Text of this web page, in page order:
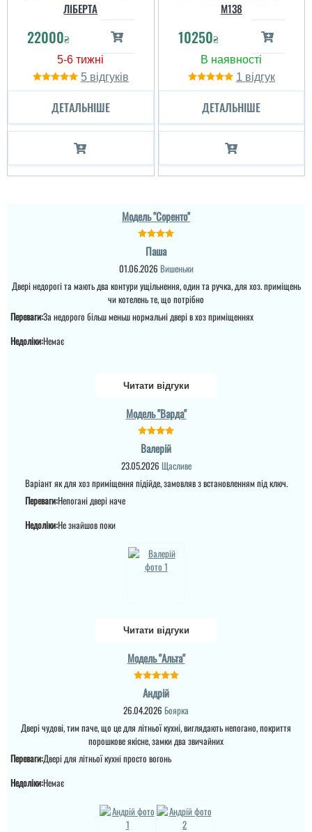
ЛІБЕРТА
22000₴
5
ДЕТАЛЬНІШЕ
M138
10250₴
1
ДЕТАЛЬНІШЕ
Модель "Соренто"
Паша
01.06.2026 Вишеньки
Двері недорогі та мають два контури ущільнення, один та ручка, для хоз. приміщень
чи котелень те, що потрібно
Переваги:За недорого більш меньш нормальні двері в хоз приміщеннях
Недоліки:Немає
Читати відгуки
Модель "Варда"
Валерій
23.05.2026 Щасливе
Варіант як для хоз приміщення підійде, замовляв з встановленням під ключ.
Переваги:Непогані двері наче
Недоліки:Не знайшов поки
Читати відгуки
Модель "Альта"
Андрій
26.04.2026 Боярка
Двері чудові, тим паче, що це для літньої кухні, виглядають непогано, покриття
порошкове якісне, замки два звичайних
Переваги:Двері для літньої кухні просто вогонь
Недоліки:Немає